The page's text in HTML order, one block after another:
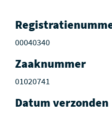
00040340
Zaaknummer
01020741
Datum verzonden